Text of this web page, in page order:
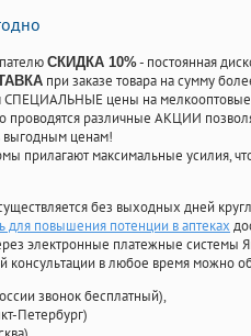
СКИДКА 10%- постоянная
при заказе товара на сумму
СПЕЦИАЛЬНЫЕ цены на мелкооптовые
проводятся различные АКЦИИ
выгодным ценам!
прилагают максимальные усилия,
без выходных дней
для повышения потенции в аптеках
электронные платежные системы
консультации в любое время можно
звонок бесплатный),
Петербург)